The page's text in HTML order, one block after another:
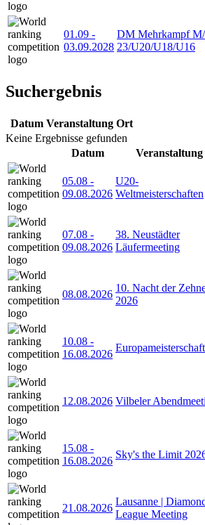
01.09 -
03.09.2028
DM Mehrkampf
23/U20/U18/U16
Suchergebnis
Datum Veranstaltung Ort
Keine Ergebnisse gefunden
Datum
Veranstaltung
05.08 -
09.08.2026
U20-
Weltmeisterschaften
07.08 -
09.08.2026
38. Neustädter
Läufermeeting
08.08.2026
10. Nacht der
2026
10.08 -
16.08.2026
12.08.2026 Vilbeler
15.08 -
16.08.2026
Sky's the Limit
21.08.2026
Lausanne |
League Meeting